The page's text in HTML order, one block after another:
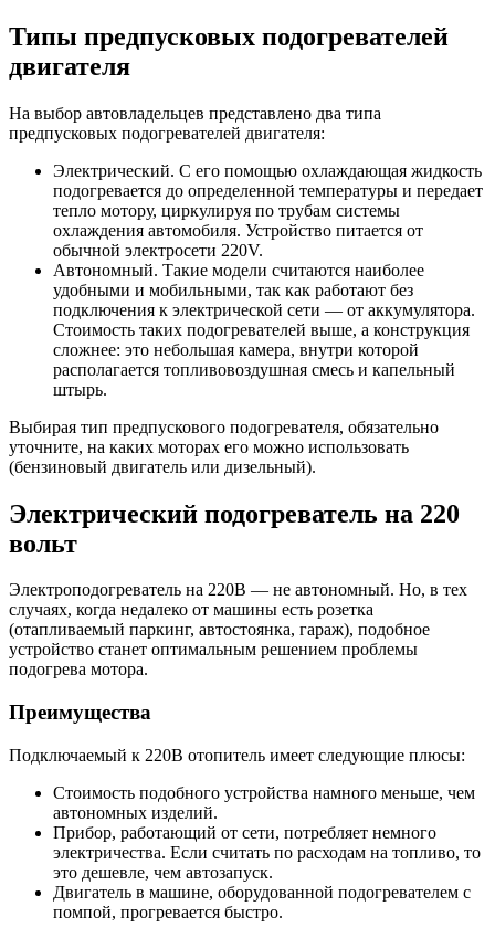
Типы предпусковых подогревателей
двигателя
На выбор автовладельцев представлено два типа
предпусковых подогревателей двигателя:
Электрический. С его помощью охлаждающая жидкость
подогревается до определенной температуры и передает
тепло мотору, циркулируя по трубам системы
охлаждения автомобиля. Устройство питается от
обычной электросети 220V.
Автономный. Такие модели считаются наиболее
удобными и мобильными, так как работают без
подключения к электрической сети — от аккумулятора.
Стоимость таких подогревателей выше, а конструкция
сложнее: это небольшая камера, внутри которой
располагается топливовоздушная смесь и капельный
штырь.
Выбирая тип предпускового подогревателя, обязательно
уточните, на каких моторах его можно использовать
(бензиновый двигатель или дизельный).
Электрический подогреватель на 220
вольт
Электроподогреватель на 220В — не автономный. Но, в тех
случаях, когда недалеко от машины есть розетка
(отапливаемый паркинг, автостоянка, гараж), подобное
устройство станет оптимальным решением проблемы
подогрева мотора.
Преимущества
Подключаемый к 220В отопитель имеет следующие плюсы:
Стоимость подобного устройства намного меньше, чем
автономных изделий.
Прибор, работающий от сети, потребляет немного
электричества. Если считать по расходам на топливо, то
это дешевле, чем автозапуск.
Двигатель в машине, оборудованной подогревателем с
помпой, прогревается быстро.